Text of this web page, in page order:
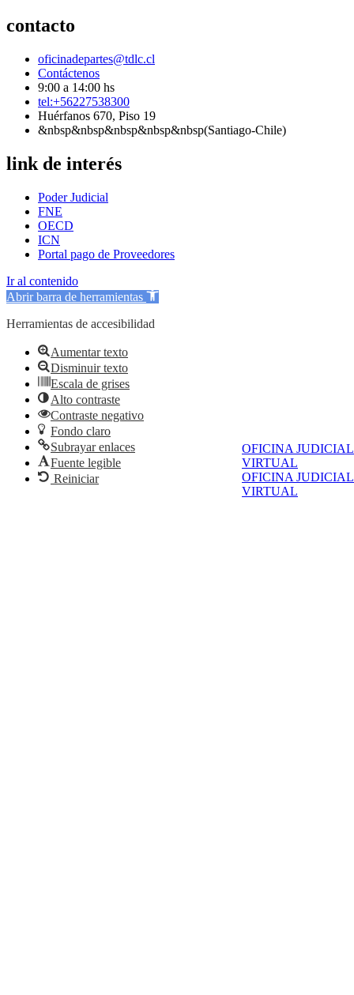
OFICINA JUDICIAL
VIRTUAL
OFICINA JUDICIAL
VIRTUAL
contacto
oficinadepartes@tdlc.cl
Contáctenos
9:00 a 14:00 hs
tel:+56227538300
Huérfanos 670, Piso 19
&nbsp&nbsp&nbsp&nbsp&nbsp(Santiago-Chile)
link de interés
Poder Judicial
FNE
OECD
ICN
Portal pago de Proveedores
Ir al contenido
Abrir barra de herramientas
Herramientas de accesibilidad
Aumentar texto
Disminuir texto
Escala de grises
Alto contraste
Contraste negativo
Fondo claro
Subrayar enlaces
Fuente legible
Reiniciar